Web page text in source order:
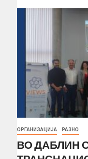
ОРГАНИЗАЦИЈА РАЗНО
ВО ДАБЛИН